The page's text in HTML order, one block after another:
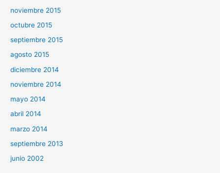
noviembre 2015
octubre 2015
septiembre 2015
agosto 2015
diciembre 2014
noviembre 2014
mayo 2014
abril 2014
marzo 2014
septiembre 2013
junio 2002